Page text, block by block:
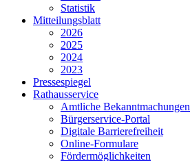
Statistik
Mitteilungsblatt
2026
2025
2024
2023
Pressespiegel
Rathausservice
Amtliche Bekanntmachungen
Bürgerservice-Portal
Digitale Barrierefreiheit
Online-Formulare
Fördermöglichkeiten